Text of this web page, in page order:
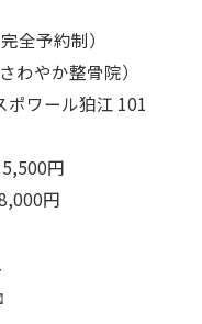
全予約制）
わやか整骨院）
ワール狛江 101
円
円